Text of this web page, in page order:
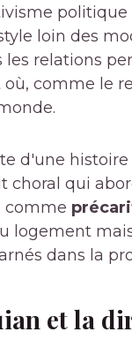
loin des
relations
comme le
d'une
choral qui
comme
logement
dans la
et la